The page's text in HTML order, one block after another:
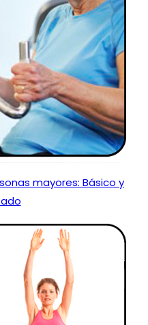
mayores: Básico y